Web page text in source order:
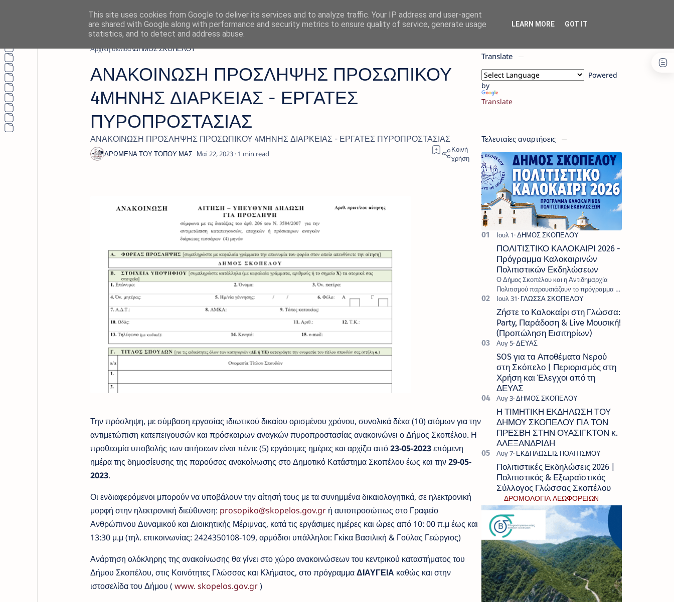
Αρχική σελίδα ΔΗΜΟΣ ΣΚΟΠΕΛΟΥ
ΑΝΑΚΟΙΝΩΣΗ ΠΡΟΣΛΗΨΗΣ ΠΡΟΣΩΠΙΚΟΥ
4ΜΗΝΗΣ ΔΙΑΡΚΕΙΑΣ - ΕΡΓΑΤΕΣ
ΠΥΡΟΠΡΟΣΤΑΣΙΑΣ
ΑΝΑΚΟΙΝΩΣΗ ΠΡΟΣΛΗΨΗΣ ΠΡΟΣΩΠΙΚΟΥ 4ΜΗΝΗΣ ΔΙΑΡΚΕΙΑΣ - ΕΡΓΑΤΕΣ ΠΥΡΟΠΡΟΣΤΑΣΙΑΣ
1
Την πρόσληψη, με σύμβαση εργασίας ιδιωτικού δικαίου ορισμένου χρόνου, συνολικά δέκα (10) ατόμων για την
αντιμετώπιση κατεπειγουσών και πρόσκαιρων αναγκών πυροπροστασίας ανακοινώνει ο Δήμος Σκοπέλου. Η
προθεσμία υποβολής των αιτήσεων είναι πέντε (5) εργάσιμες ημέρες και αρχίζει από23-05-2023επόμενη
ημέρα της δημοσίευσης της παρούσας ανακοίνωσης στο Δημοτικό Κατάστημα Σκοπέλου έως και την29-05-
2023.
Οι ενδιαφερόμενοι μπορούν να υποβάλουν την αίτησή τους με τα συνημμένα δικαιολογητικά, σε ηλεκτρονική
μορφή στην ηλεκτρονική διεύθυνση: prosopiko@skopelos.gov.grή αυτοπροσώπως στο Γραφείο
Ανθρώπινου Δυναμικού και Διοικητικής Μέριμνας, κατά τις εργάσιμες ημέρες και ώρες από 10: 00 π.μ έως και
13:30 μ.μ (τηλ. επικοινωνίας: 2424350108-109, αρμόδιοι υπάλληλοι: Γκίκα Βασιλική & Γούλας Γεώργιος)
Ανάρτηση ολόκληρης της ανακοίνωσης θα γίνει στο χώρο ανακοινώσεων του κεντρικού καταστήματος του
Δήμου Σκοπέλου, στις Κοινότητες Γλώσσας και Κλήματος, στο πρόγραμμαΔΙΑΥΓΕΙΑ καθώς και στην
ιστοσελίδα του Δήμου ( www. skopelos.gov.gr)
Translate
Powered
by
Translate
Τελευταίες αναρτήσεις
ΠΟΛΙΤΙΣΤΙΚΟ ΚΑΛΟΚΑΙΡΙ 2026 -
Πρόγραμμα Καλοκαιρινών
Πολιτιστικών Εκδηλώσεων
Ο Δήμος Σκοπέλου και η Αντιδημαρχία
Πολιτισμού παρουσιάζουν το πρόγραμμα «
Πολιτιστικό Καλοκαίρι 2026 », ένα πλούσιο
και πολυσυλλεκτικό πρόγραμμα εκδ…
Ζήστε το Καλοκαίρι στη Γλώσσα:
Party, Παράδοση & Live Μουσική!
(Προπώληση Εισιτηρίων)
SOS για τα Αποθέματα Νερού
στη Σκόπελο | Περιορισμός στη
Χρήση και Έλεγχοι από τη
ΔΕΥΑΣ
Η ΤΙΜΗΤΙΚΗ ΕΚΔΗΛΩΣΗ ΤΟΥ
ΔΗΜΟΥ ΣΚΟΠΕΛΟΥ ΓΙΑ ΤΟΝ
ΠΡΕΣΒΗ ΣΤΗΝ ΟΥΑΣΙΓΚΤΟΝ κ.
ΑΛΕΞΑΝΔΡΙΔΗ
Πολιτιστικές Εκδηλώσεις 2026 |
Πολιτιστικός & Εξωραϊστικός
Σύλλογος Γλώσσας Σκοπέλου
ΔΡΟΜΟΛΟΓΙΑ ΛΕΩΦΟΡΕΙΩΝ
This site uses cookies from Google to deliver its services and to analyze traffic. Your IP address and user-agent
are shared with Google along with performance and security metrics to ensure quality of service, generate usage
statistics, and to detect and address abuse.
LEARN MORE GOT IT